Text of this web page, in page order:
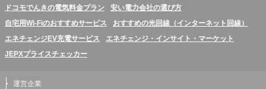
ドコモでんきの電気料金プラン
安い電力会社の選び方
自宅用Wi-Fiのおすすめサービス
おすすめの光回線（インターネット回線）
エネチェンジEV充電サービス
エネチェンジ・インサイト・マーケット
JEPXプライスチェッカー
運営企業